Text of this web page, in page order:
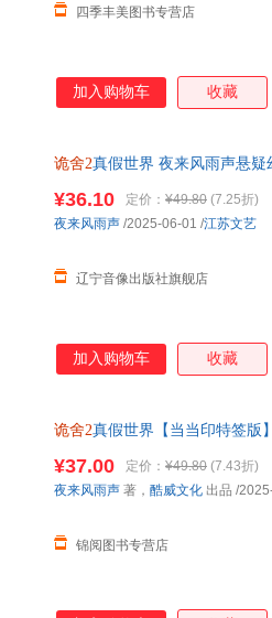
四季丰美图书专营店
加入购物车 收藏
诡舍2真假世界 夜来风雨声悬
¥36.10 定价： ¥49.80 (7.25折)
辽宁音像出版社旗舰店
夜来风雨声 /2025-06-01 /江苏文艺
加入购物车 收藏
诡舍2真假世界【当当印特签版
¥37.00 定价： ¥49.80 (7.43折)
锦阅图书专营店
夜来风雨声 著， 酷威文化 出品 /